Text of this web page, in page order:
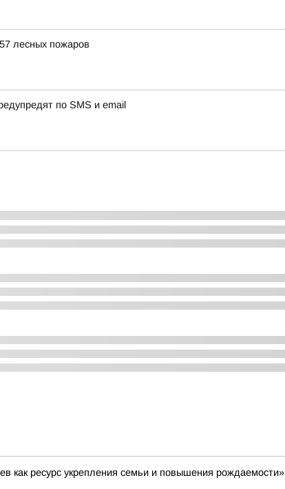
лесных пожаров
по SMS и email
как ресурс укрепления семьи и повышения рождаемости»